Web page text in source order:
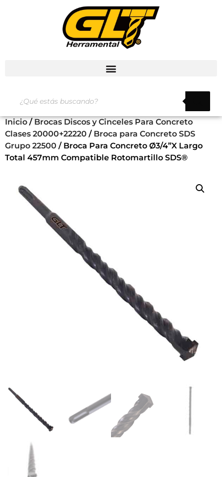
Inicio / Brocas Discos y Cinceles Para Concreto
Clases 20000+22220 / Broca para Concreto SDS
Grupo 22500 / Broca Para Concreto Ø3/4”X Largo
Total 457mm Compatible Rotomartillo SDS®